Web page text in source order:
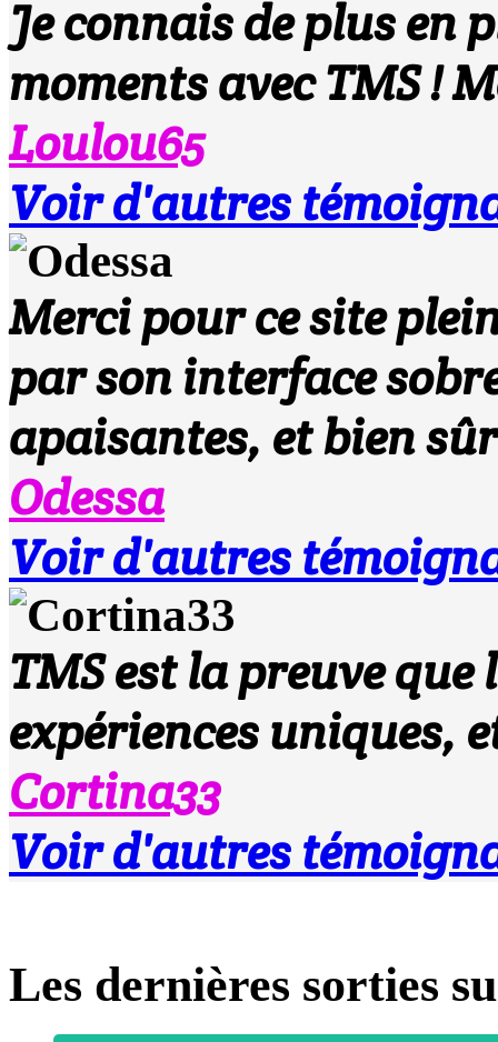
Je connais de plus en
moments avec TMS !
Loulou65
Voir d'autres
Merci pour ce site
par son interface
apaisantes, et bien
Odessa
Voir d'autres
TMS est la preuve
expériences uniques,
Cortina33
Voir d'autres
Les dernières sorties